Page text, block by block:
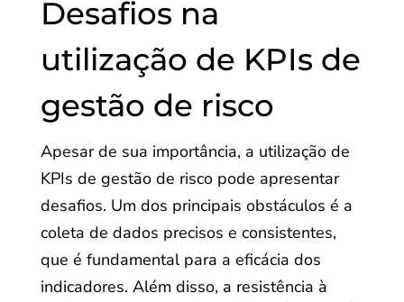
Desafios na
utilização de KPIs de
gestão de risco
Apesar de sua importância, a utilização de
KPIs de gestão de risco pode apresentar
desafios. Um dos principais obstáculos é a
coleta de dados precisos e consistentes,
que é fundamental para a eficácia dos
indicadores. Além disso, a resistência à